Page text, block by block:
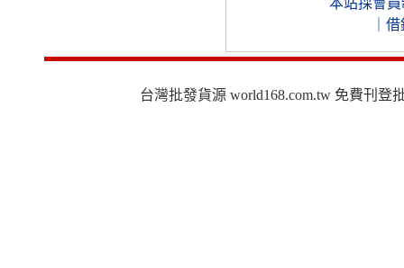
本站採會員
借
台灣批發貨源 world168.com.tw 免費刊登